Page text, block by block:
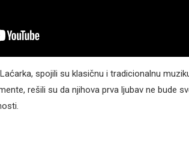
spojili su klasičnu i tradicionalnu
rešili su da njihova prva ljubav ne bude